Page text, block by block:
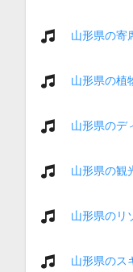
山形県の寄
山形県の植
山形県のデ
山形県の観
山形県のリ
山形県のス